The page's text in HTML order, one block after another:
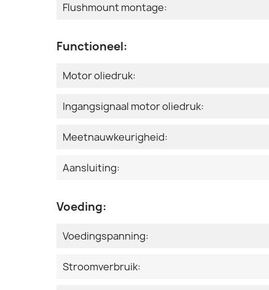
Flushmount montage:
Functioneel:
Motor oliedruk:
Ingangsignaal motor oliedruk:
Meetnauwkeurigheid:
Aansluiting:
Voeding:
Voedingspanning:
Stroomverbruik: